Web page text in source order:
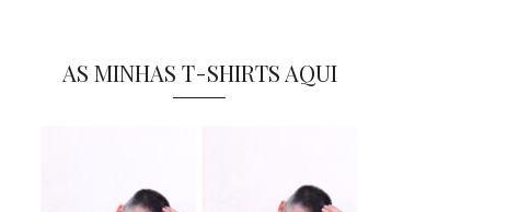
AS MINHAS T-SHIRTS AQUI